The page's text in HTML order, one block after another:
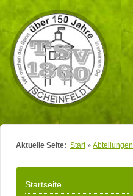
Aktuelle Seite: Start Abteilungen
Startseite